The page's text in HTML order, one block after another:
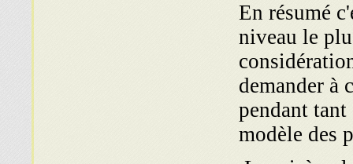
En résumé
niveau le
demander à
pendant
modèle des